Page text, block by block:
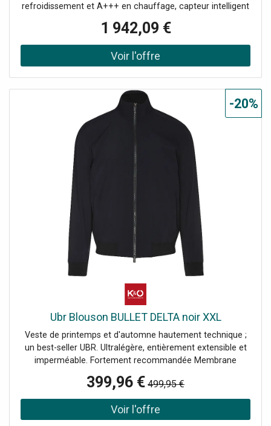
refroidissement et A+++ en chauffage, capteur intelligent
: 1 Machine intérieure 9000BTU FTXA25CB 1 Machine
extérieure 9000BTU RXA25A8 1 Télécommande
infrarouge
1 942,09 €
Ubr Blouson BULLET DELTA noir XXL
Veste de printemps et d'automne hautement technique ;
un best-seller UBR. Ultralégère, entièrement extensible et
imperméable. Fortement recommandée Membrane
montant Manches longues Se ferme avec une fermeture
éclair à double sens Colonne d'eau de 20 000 mm
Respirabilité de 20 000 g/24h Construction stretch
399,96 € 499,95 €
-20%